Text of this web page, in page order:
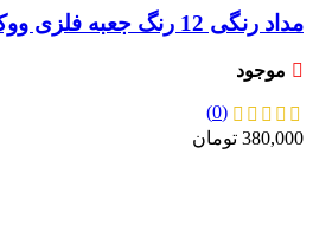
مداد رنگی 12 رنگ جعبه فلزی ووک woke
موجود
(0)
380,000 تومان